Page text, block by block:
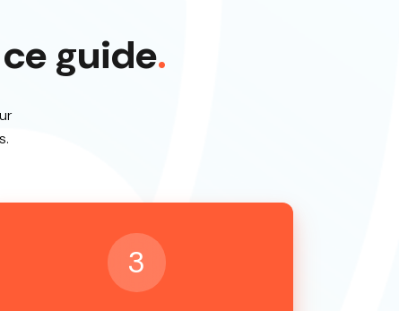
guide.
3